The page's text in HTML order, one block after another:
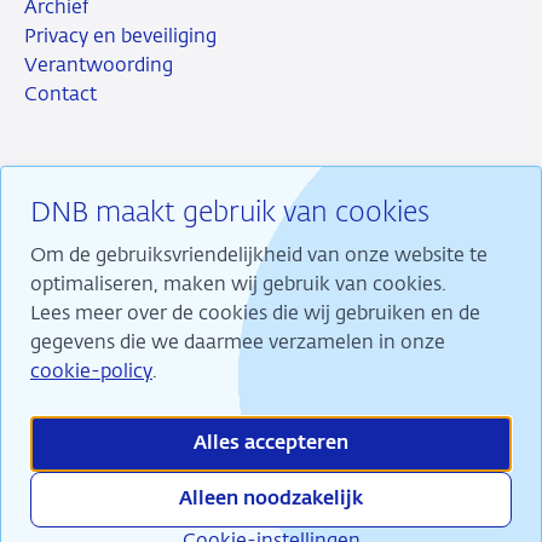
DNB maakt gebruik van cookies
Om de gebruiksvriendelijkheid van onze website te
optimaliseren, maken wij gebruik van cookies.
Lees meer over de cookies die wij gebruiken en de
gegevens die we daarmee verzamelen in onze
cookie-policy.
Alles accepteren
Alleen noodzakelijk
Archief
Privacy en beveiliging
Verantwoording
Contact
RSS InstagramLinkedin
X
Wij maken ons sterk voor financiële stabiliteit en
dragen daarmee bij aan duurzame welvaart in